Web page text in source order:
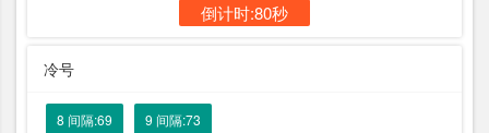
倒计时:80秒
冷号
8 间隔:69 9 间隔:73